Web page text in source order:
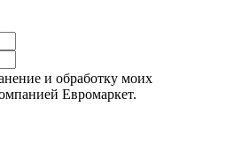
и обработку моих
Евромаркет.